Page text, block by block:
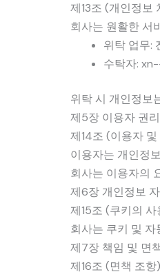
제13조 (개인정보
회사는 원활한 서
위탁 업무:
수탁자:
위탁 시 개인정보
제5장 이용자 권리
제14조 (이용자
이용자는 개인정
회사는 이용자의
제6장 개인정보
제15조 (쿠키의
회사는 쿠키 및
제7장 책임 및 면
제16조 (면책 조항)